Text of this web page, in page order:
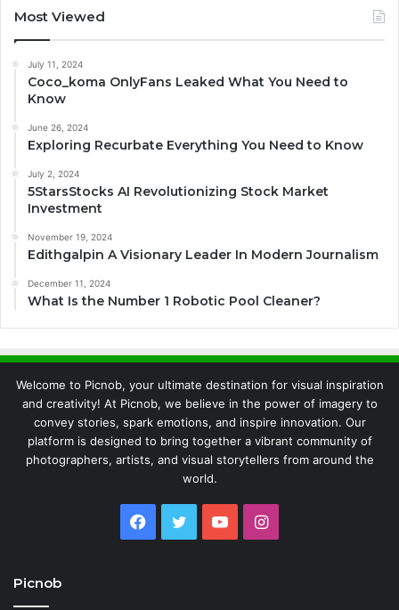
Most Viewed
July 11, 2024
Coco_koma OnlyFans Leaked What You Need to
Know
June 26, 2024
Exploring Recurbate Everything You Need to Know
July 2, 2024
5StarsStocks AI Revolutionizing Stock Market
Investment
November 19, 2024
Edithgalpin A Visionary Leader In Modern Journalism
December 11, 2024
What Is the Number 1 Robotic Pool Cleaner?
Welcome to Picnob, your ultimate destination for visual inspiration
and creativity! At Picnob, we believe in the power of imagery to
convey stories, spark emotions, and inspire innovation. Our
platform is designed to bring together a vibrant community of
photographers, artists, and visual storytellers from around the
world.
Facebook
TwitterYouTubeInstagram
Picnob